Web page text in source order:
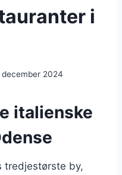
i
december 2024
italienske
tredjestørste by,